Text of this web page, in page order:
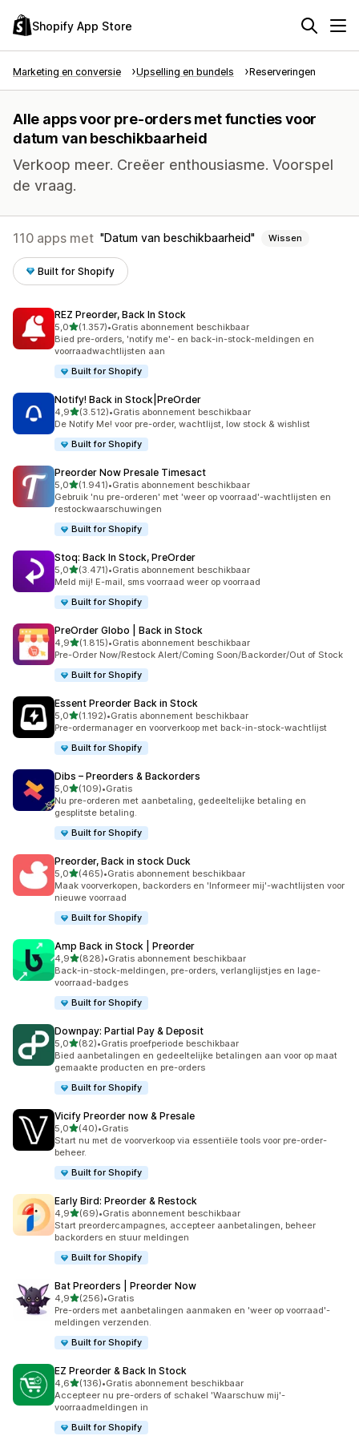
Shopify App Store
Marketing en conversie Upselling en bundels Reserveringen
Alle apps voor pre-orders met functies voor
datum van beschikbaarheid
Verkoop meer. Creëer enthousiasme. Voorspel
de vraag.
110 apps met Datum van beschikbaarheid Wissen
Built for Shopify
REZ Preorder, Back In Stock
5,0van 5 sterren
(1.357)
1357 recensies in totaal
•Gratis abonnement beschikbaar
Bied pre-orders, 'notify me'- en back-in-stock-meldingen en
voorraadwachtlijsten aan
Built for Shopify
Notify! Back in Stock|PreOrder
4,9van 5 sterren
(3.512)
3512 recensies in totaal
•Gratis abonnement beschikbaar
De Notify Me! voor pre-order, wachtlijst, low stock & wishlist
Built for Shopify
Preorder Now Presale Timesact
5,0van 5 sterren
(1.941)
1941 recensies in totaal
•Gratis abonnement beschikbaar
Gebruik 'nu pre-orderen' met 'weer op voorraad'-wachtlijsten en
restockwaarschuwingen
Built for Shopify
Stoq: Back In Stock, PreOrder
5,0van 5 sterren
(3.471)
3471 recensies in totaal
•Gratis abonnement beschikbaar
Meld mij! E-mail, sms voorraad weer op voorraad
Built for Shopify
PreOrder Globo | Back in Stock
4,9van 5 sterren
(1.815)
1815 recensies in totaal
•Gratis abonnement beschikbaar
Pre-Order Now/Restock Alert/Coming Soon/Backorder/Out of Stock
Built for Shopify
Essent Preorder Back in Stock
5,0van 5 sterren
(1.192)
1192 recensies in totaal
•Gratis abonnement beschikbaar
Pre-ordermanager en voorverkoop met back-in-stock-wachtlijst
Built for Shopify
Dibs – Preorders & Backorders
5,0van 5 sterren
(109)
109 recensies in totaal
•Gratis
Nu pre-orderen met aanbetaling, gedeeltelijke betaling en
gesplitste betaling.
Built for Shopify
Preorder, Back in stock Duck
5,0van 5 sterren
(465)
465 recensies in totaal
•Gratis abonnement beschikbaar
Maak voorverkopen, backorders en 'Informeer mij'-wachtlijsten voor
nieuwe voorraad
Built for Shopify
Amp Back in Stock | Preorder
4,9van 5 sterren
(828)
828 recensies in totaal
•Gratis abonnement beschikbaar
Back-in-stock-meldingen, pre-orders, verlanglijstjes en lage-
voorraad-badges
Built for Shopify
Downpay: Partial Pay & Deposit
5,0van 5 sterren
(82)
82 recensies in totaal
•Gratis proefperiode beschikbaar
Bied aanbetalingen en gedeeltelijke betalingen aan voor op maat
gemaakte producten en pre-orders
Built for Shopify
Vicify Preorder now & Presale
5,0van 5 sterren
(40)
40 recensies in totaal
•Gratis
Start nu met de voorverkoop via essentiële tools voor pre-order-
beheer.
Built for Shopify
Early Bird: Preorder & Restock
4,9van 5 sterren
(69)
69 recensies in totaal
•Gratis abonnement beschikbaar
Start preordercampagnes, accepteer aanbetalingen, beheer
backorders en stuur meldingen
Built for Shopify
Bat Preorders | Preorder Now
4,9van 5 sterren
(256)
256 recensies in totaal
•Gratis
Pre-orders met aanbetalingen aanmaken en 'weer op voorraad'-
meldingen verzenden.
Built for Shopify
EZ Preorder & Back In Stock
4,6van 5 sterren
(136)
136 recensies in totaal
•Gratis abonnement beschikbaar
Accepteer nu pre-orders of schakel 'Waarschuw mij'-
voorraadmeldingen in
Built for Shopify